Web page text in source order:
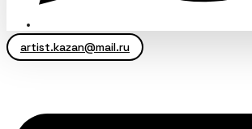
artist.kazan@mail.ru